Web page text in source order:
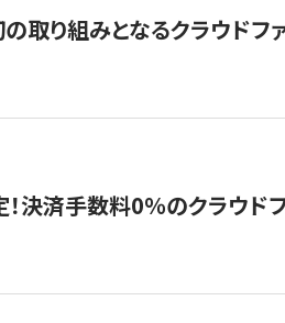
り組みとなるクラウドフ
決済手数料0％のクラウド